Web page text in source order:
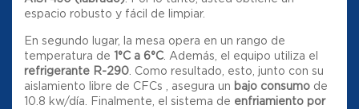
espacio robusto y fácil de limpiar.
En segundo lugar, la mesa opera en un rango de
temperatura de 1°C a 6°C Además, el equipo utiliza el
refrigerante R-290 Como resultado, esto, junto con su
aislamiento libre de CFCs
, asegura un bajo consumo de
10.8 kw/día
Finalmente, el sistema de enfriamiento por